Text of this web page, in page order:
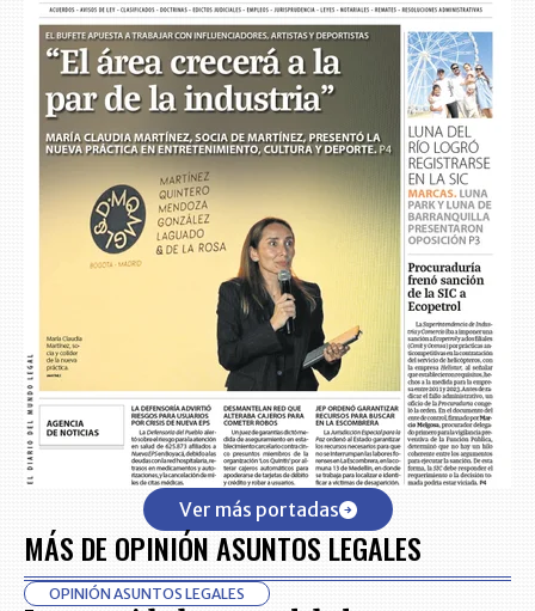
Ver más portadas
MÁS DE OPINIÓN ASUNTOS LEGALES
OPINIÓN ASUNTOS LEGALES